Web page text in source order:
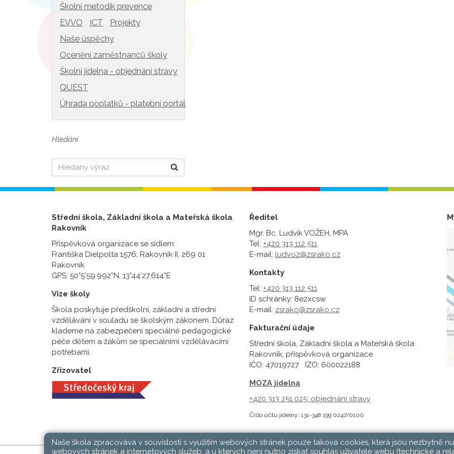
Školní metodik prevence
EVVO
ICT
Projekty
Naše úspěchy
Ocenění zaměstnanců školy
Školní jídelna - objednání stravy
QUEST
Úhrada poplatků - platební portál
Hledání
Hledat
Střední škola, Základní škola a Mateřská škola
Rakovník
Příspěvková organizace se sídlem:
Františka Dielpolta 1576, Rakovník II, 269 01
Rakovník
GPS: 50°5’59.992”N, 13°44’27.614”E
Vize školy
Škola poskytuje předškolní, základní a střední
vzdělávání v souladu se školským zákonem. Důraz
klademe na zabezpečení speciálně pedagogické
péče dětem a žákům se speciálními vzdělávacími
potřebami.
Zřizovatel
Ředitel
Mgr. Bc. Ludvík VOŽEH, MPA
Tel: +420 313 112 511
E-mail: ludvoz@zsrako.cz
Kontakty
Tel: +420 313 112 511
ID schránky: 8e2xcsw
E-mail: zsrako@zsrako.cz
Fakturační údaje
Střední škola, Základní škola a Mateřská škola
Rakovník, příspěvková organizace
IČO: 47019727 IZO: 600022188
MOZA jídelna
+420 313 251 025; objednání stravy
Číslo účtu jídelny: 131-348 199 0247/0100
Naše škola zpracovává v souvislosti s využitím webových stránek pouze taková cookies, která jsou nezbytně
webových stránek a internetových služeb, a u kterých není nutno získat souhlas uživatele webu (technické a